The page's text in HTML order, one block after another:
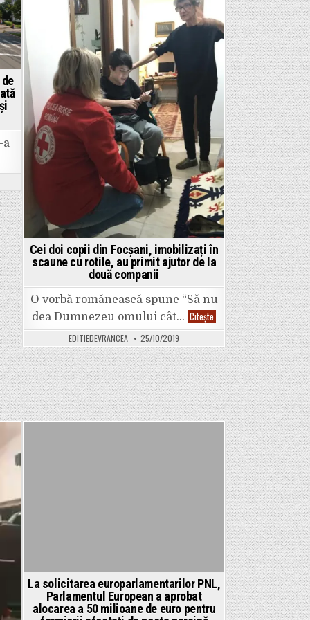
la
pauză
în
Sovejei
a
Posted
Cei doi copii din Focșani, imobilizați în
scaune cu rotile, au primit ajutor de la
două companii
O vorbă romănească spune “Să nu
dea Dumnezeu omului cât… Citește
doi
copii
Focșani,
imobilizați
în
scaune
cu
rotile,
au
primit
ajutor
două
companii
EDITIEDEVRANCEA 25/10/2019
La solicitarea europarlamentarilor PNL,
Parlamentul European a aprobat
alocarea a 50 milioane de euro pentru